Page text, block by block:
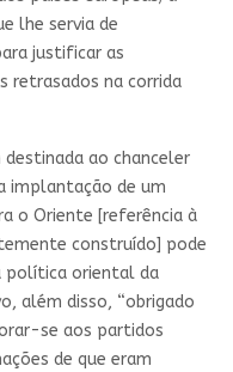
lhe servia de
justificar as
retrasados na corrida
ao chanceler
implantação de um
o Oriente [referência à
construído] pode
política oriental da
além disso, “obrigado
se aos partidos
de que eram